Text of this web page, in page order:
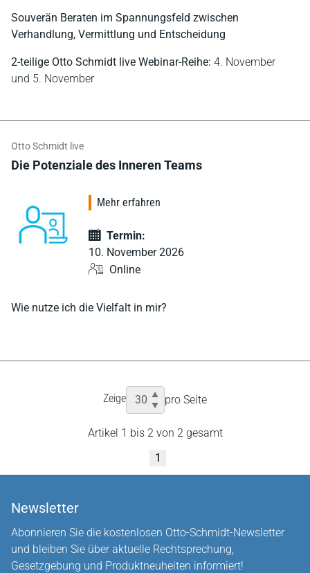
Souverän Beraten im Spannungsfeld zwischen
Verhandlung, Vermittlung und Entscheidung
2-teilige Otto Schmidt live Webinar-Reihe: 4. November
und 5. November
Otto Schmidt live
Die Potenziale des Inneren Teams
Wie nutze ich die Vielfalt in mir?
Mehr erfahren
Termin:
10. November 2026
Online
Zeige pro Seite
Artikel 1 bis 2 von 2 gesamt
1
Newsletter
Abonnieren Sie die kostenlosen Otto-Schmidt-Newsletter
und bleiben Sie über aktuelle Rechtsprechung,
Gesetzgebung und Produktneuheiten informiert!